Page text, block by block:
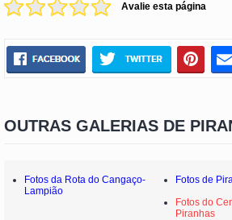
Avalie esta página
OUTRAS GALERIAS DE
Fotos da Rota do Cangaço-
Lampião
Fotos de
Fotos do
Piranhas